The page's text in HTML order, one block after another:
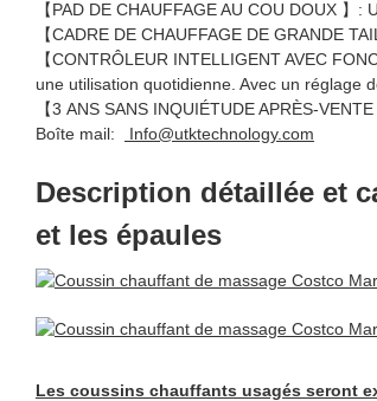
【PAD DE CHAUFFAGE AU COU DOUX
【CADRE DE CHAUFFAGE DE GRANDE
【CONTRÔLEUR INTELLIGENT AVEC
une utilisation quotidienne. Avec un réglage
【3 ANS SANS INQUIÉTUDE APRÈS-
Boîte mail:
Info@utktechnology.com
Description détaillée et
et les épaules
Les coussins chauffants usagés seront